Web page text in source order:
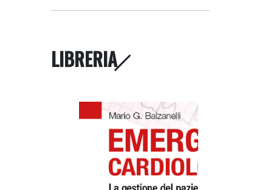
LIBRERIA